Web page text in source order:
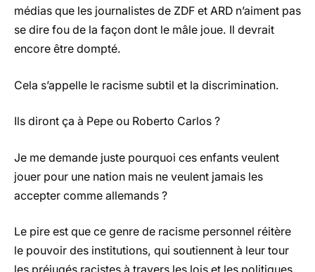
médias que les journalistes de ZDF et ARD n’aiment pas
se dire fou de la façon dont le mâle joue. Il devrait
encore être dompté.
Cela s’appelle le racisme subtil et la discrimination.
Ils diront ça à Pepe ou Roberto Carlos ?
Je me demande juste pourquoi ces enfants veulent
jouer pour une nation mais ne veulent jamais les
accepter comme allemands ?
Le pire est que ce genre de racisme personnel réitère
le pouvoir des institutions, qui soutiennent à leur tour